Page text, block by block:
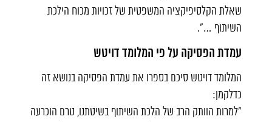
שאלת הקלסיפיקציה המשפטית של זכויות מכוח הילכת
השיתוף …".
עמדת הפסיקה על פי המלומד דויטש
המלומד דויטש סיכם בספרו את עמדת הפסיקה בנושא זה
כדלקמן:
"למרות הוותק הרב של הלכת השיתוף בשיטתנו, טרם הוכרעה